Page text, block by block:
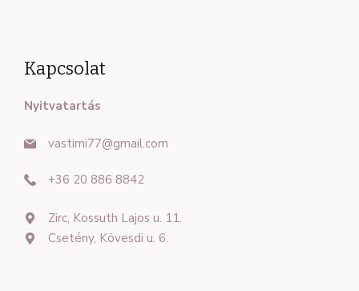
Kapcsolat
Nyitvatartás
vastimi77@gmail.com
+36 20 886 8842
Zirc, Kossuth Lajos u. 11.
Csetény, Kövesdi u. 6.